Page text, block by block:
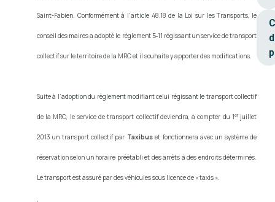
Saint-Fabien. Conformément à l’article 48.18 de la Loi sur les Transports, le
conseil des maires a adopté le règlement 5‑11 régissant un service de transport
collectif sur le territoire de la MRC et il souhaite y apporter des modifications.
Suite à l’adoption du règlement modifiant celui régissant le transport collectif
de la MRC, le service de transport collectif deviendra, à compter du 1erjuillet
2013 un transport collectif par Taxibuset fonctionnera avec un système de
réservation selon un horaire préétabli et des arrêts à des endroits déterminés.
Le transport est assuré par des véhicules sous licence de « taxis ».